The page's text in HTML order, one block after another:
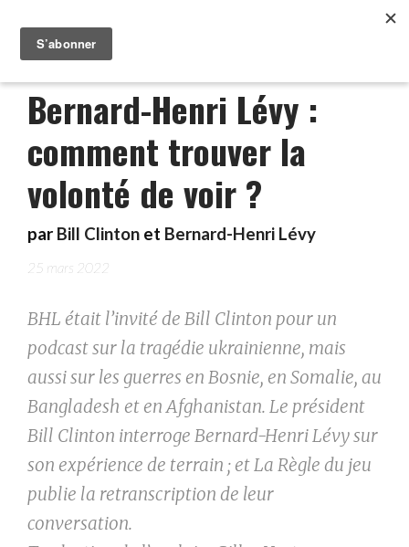
Bernard-Henri Lévy :
comment trouver la
volonté de voir ?
par Bill Clinton et Bernard-Henri Lévy
25 mars 2022
BHL était l’invité de Bill Clinton pour un
podcast sur la tragédie ukrainienne, mais
aussi sur les guerres en Bosnie, en Somalie, au
Bangladesh et en Afghanistan. Le président
Bill Clinton interroge Bernard-Henri Lévy sur
son expérience de terrain ; et La Règle du jeu
publie la retranscription de leur
conversation.